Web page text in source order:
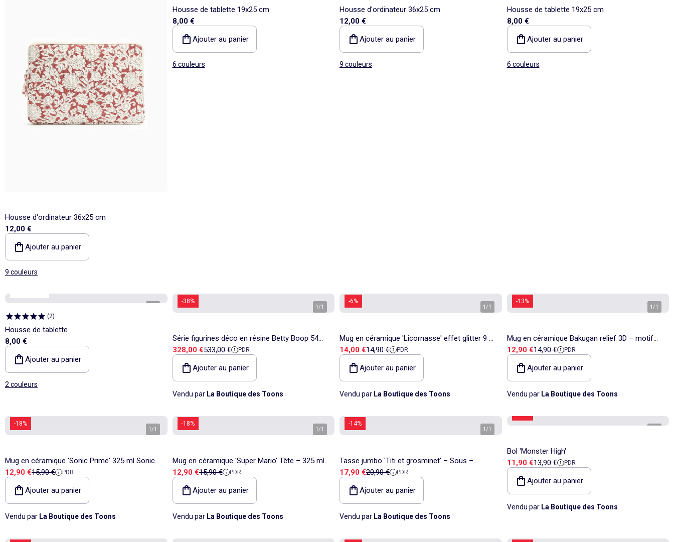
Housse d'ordinateur 36x25 cm
12,00 €
Ajouter au panier
9 couleurs
Housse de tablette 19x25 cm
8,00 €
Ajouter au panier
6 couleurs
Housse d'ordinateur 36x25 cm
12,00 €
Ajouter au panier
9 couleurs
Housse de tablette 19x25 cm
8,00 €
Ajouter au panier
6 couleurs
(2)
Housse de tablette
8,00 €
Ajouter au panier
2 couleurs
-38%
1/1
Série figurines déco en résine Betty Boop 54
pièces 15 cm Betty Boop
Prix de vente
328,00 €Prix de référence
533,00 € PDR
Ajouter au panier
Vendu par La Boutique des Toons
-6%
1/1
Mug en céramique 'Licornasse' effet glitter 9 x
8 cm
Prix de vente
14,00 €Prix de référence
14,90 € PDR
Ajouter au panier
Vendu par La Boutique des Toons
-13%
1/1
Mug en céramique Bakugan relief 3D – motif
personnage
Prix de vente
12,90 €Prix de référence
14,90 € PDR
Ajouter au panier
Vendu par La Boutique des Toons
-18%
1/1
Mug en céramique 'Sonic Prime' 325 ml Sonic
the Hedgehog – SONIC
Prix de vente
12,90 €Prix de référence
15,90 € PDR
Ajouter au panier
Vendu par La Boutique des Toons
-18%
1/1
Mug en céramique 'Super Mario' Tête – 325 ml
– Stor
Prix de vente
12,90 €Prix de référence
15,90 € PDR
Ajouter au panier
Vendu par La Boutique des Toons
-14%
1/1
Tasse jumbo 'Titi et grosminet' – Sous –
Looney Tunes
Prix de vente
17,90 €Prix de référence
20,90 € PDR
Ajouter au panier
Vendu par La Boutique des Toons
Bol 'Monster High'
Prix de vente
11,90 €Prix de référence
13,90 € PDR
Ajouter au panier
Vendu par La Boutique des Toons